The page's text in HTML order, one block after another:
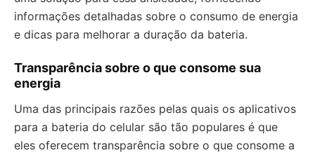
informações detalhadas sobre o consumo de energia
e dicas para melhorar a duração da bateria.
Transparência sobre o que consome sua
energia
Uma das principais razões pelas quais os aplicativos
para a bateria do celular são tão populares é que
eles oferecem transparência sobre o que consome a